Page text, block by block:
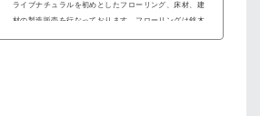
ライブナチュラルを初めとしたフローリング、床材、建
材の製造販売を行なっております。フローリングは銘木